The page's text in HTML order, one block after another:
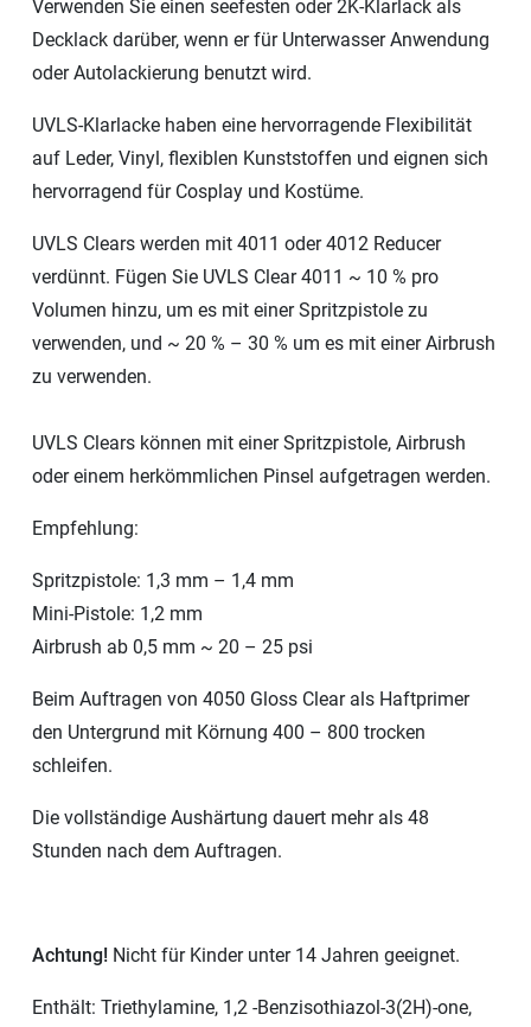
Verwenden Sie einen seefesten oder 2K-Klarlack als
Decklack darüber, wenn er für Unterwasser Anwendung
oder Autolackierung benutzt wird.
UVLS-Klarlacke haben eine hervorragende Flexibilität
auf Leder, Vinyl, flexiblen Kunststoffen und eignen sich
hervorragend für Cosplay und Kostüme.
UVLS Clears werden mit 4011 oder 4012 Reducer
verdünnt. Fügen Sie UVLS Clear 4011 ~ 10 % pro
Volumen hinzu, um es mit einer Spritzpistole zu
verwenden, und ~ 20 % – 30 % um es mit einer Airbrush
zu verwenden.
UVLS Clears können mit einer Spritzpistole, Airbrush
oder einem herkömmlichen Pinsel aufgetragen werden.
Empfehlung:
Spritzpistole: 1,3 mm – 1,4 mm
Mini-Pistole: 1,2 mm
Airbrush ab 0,5 mm ~ 20 – 25 psi
Beim Auftragen von 4050 Gloss Clear als Haftprimer
den Untergrund mit Körnung 400 – 800 trocken
schleifen.
Die vollständige Aushärtung dauert mehr als 48
Stunden nach dem Auftragen.
Achtung! Nicht für Kinder unter 14 Jahren geeignet.
Enthält: Triethylamine, 1,2 -Benzisothiazol-3(2H)-one,